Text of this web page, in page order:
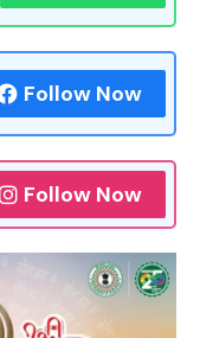
Follow Now
Follow Now